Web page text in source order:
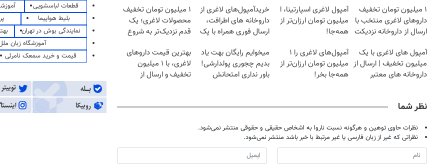
۱ میلیون تومان تخفیف
داروهای لاغری منتخب با
ارسال از داروخانه نزدیکت
آمپول لاغری اسپارتینا، ا
میلیون تومان ارزان‌تر از
همه‌جا!
خریدآمپول‌های لاغری از
داروخانه های اطرافت،
ارسال فوری همراه با پک
۱ میلیون تومان تخفیف
محصولات لاغری؛ یک
قدم نزدیک‌تر به شروع
آمپول های لاغری با یک
میلیون تخفیف | ارسال از
داروخانه های معتبر
آمپول‌های لاغری را ۱
میلیون تومان ارزان‌تر از
همه‌جا بخر!
میخوایم رایگان بهت یاد
بدیم چجوری پولدارشی!
باور نداری امتحانش
بهترین قیمت داروهای
لاغری، با ۱ میلیون
تخفیف و ارسال از
نظر شما
نظرات حاوی توهین و هرگونه نسبت ناروا به اشخاص حقیقی و حقوقی منتشر نمی‌شود.
نظراتی که غیر از زبان فارسی یا غیر مرتبط با خبر باشد منتشر نمی‌شود.
قطعات لباسشویی
بلیط هواپیما
نمایندگی بوش در تهران
آموزشگاه زبان
قیمت و خرید سمعک نامرئی